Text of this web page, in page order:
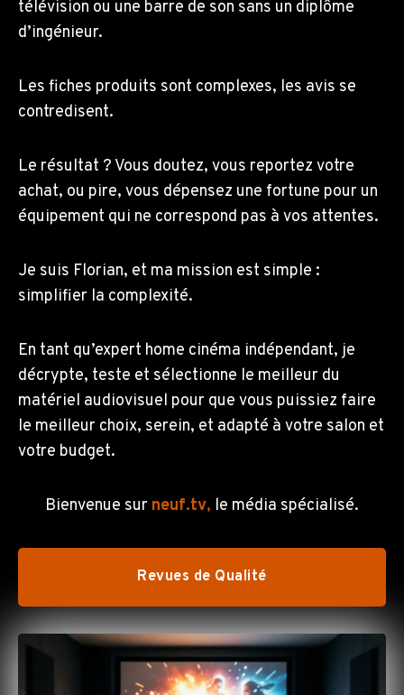
télévision ou une barre de son sans un diplôme
d’ingénieur.
Les fiches produits sont complexes, les avis se
contredisent.
Le résultat ? Vous doutez, vous reportez votre
achat, ou pire, vous dépensez une fortune pour un
équipement qui ne correspond pas à vos attentes.
Je suis Florian, et ma mission est simple :
simplifier la complexité.
En tant qu’expert home cinéma indépendant, je
décrypte, teste et sélectionne le meilleur du
matériel audiovisuel pour que vous puissiez faire
le meilleur choix, serein, et adapté à votre salon et
votre budget.
Bienvenue sur neuf.tv, le média spécialisé.
Revues de Qualité